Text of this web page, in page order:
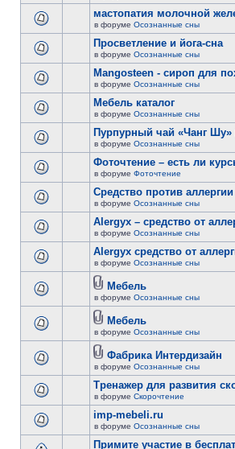
мастопатия молочной
в форуме Осознанные сны
Просветление и йога-сна
в форуме Осознанные сны
Mangosteen - сироп для
в форуме Осознанные сны
Мебель каталог
в форуме Осознанные сны
Пурпурный чай «Чанг Шу»
в форуме Осознанные сны
Фоточтение – есть ли
в форуме Фоточтение
Cредство против
в форуме Осознанные сны
Alergyx – средство от
в форуме Осознанные сны
Alergyx средство от
в форуме Осознанные сны
Мебель
в форуме Осознанные сны
Мебель
в форуме Осознанные сны
Фабрика Интердизайн
в форуме Осознанные сны
Тренажер для развития
в форуме Скорочтение
imp-mebeli.ru
в форуме Осознанные сны
Примите участие в